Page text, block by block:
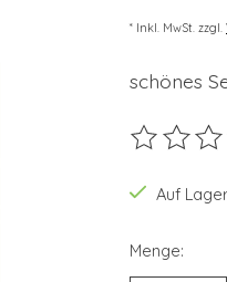
* Inkl. MwSt. zzgl.
schönes
Die
Auf
Menge: